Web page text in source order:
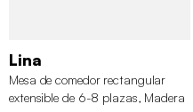
Lina
Mesa de comedor rectangular
extensible de 6-8 plazas, Madera